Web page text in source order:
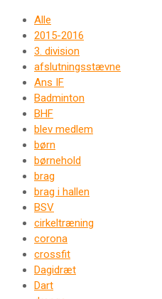
Alle
2015-2016
3. division
afslutningsstævne
Ans IF
Badminton
BHF
blev medlem
børn
børnehold
brag
brag i hallen
BSV
cirkeltræning
corona
crossfit
Dagidræt
Dart